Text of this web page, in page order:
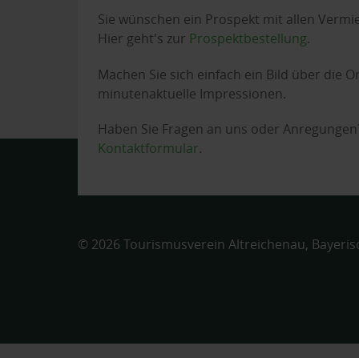
Sie wünschen ein Prospekt mit allen
Hier geht's zur Prospektbestellung.
Machen Sie sich einfach ein Bild über die
minutenaktuelle Impressionen.
Haben Sie Fragen an uns oder
Kontaktformular.
© 2026 Tourismusverein Altreichenau,